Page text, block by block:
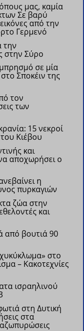
μας, καμία
Σε βαρύ
από την
Γερμενό
την
στην Σύρο
σε μία
Σποκέιν της
τον
των
15 νεκροί
Κιέβου
και
αποχωρήσει ο
η
πυρκαγιών
ζώα στην
και
από βουτιά 90
στο
– Κακοτεχνίες
ισραηλινού
στη Δυτική
στα